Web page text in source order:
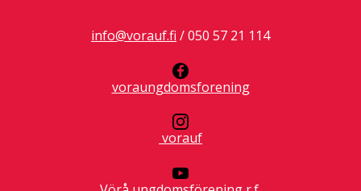
info@vorauf.fi / 050 57 21 114
voraungdomsforening
vorauf